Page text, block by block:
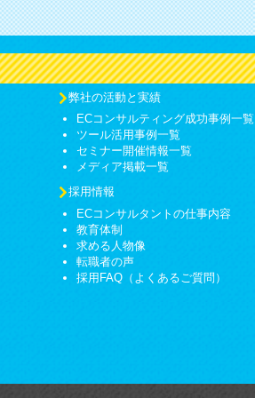
弊社の活動と実績
ECコンサルティング成功事例一覧
ツール活用事例一覧
セミナー開催情報一覧
メディア掲載一覧
採用情報
ECコンサルタントの仕事内容
教育体制
求める人物像
転職者の声
採用FAQ（よくあるご質問）